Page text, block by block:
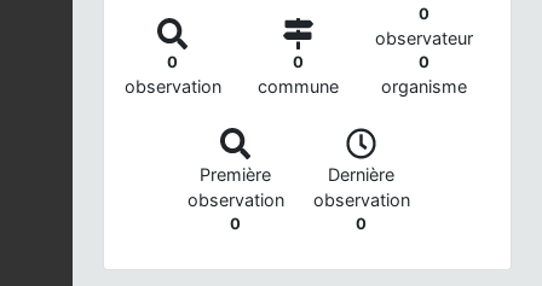
0
observation
0
commune
0
observateur
0
organisme
Première
observation
0
Dernière
observation
0